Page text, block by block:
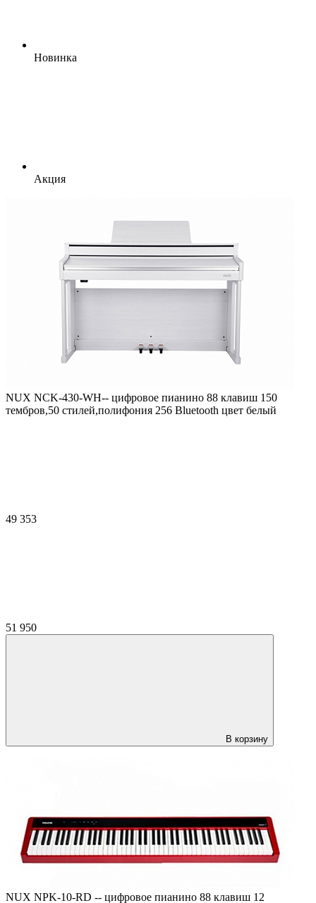
Новинка
Акция
NUX NCK-430-WH-- цифровое пианино 88 клавиш 150
тембров,50 стилей,полифония 256 Bluetooth цвет белый
49 353
51 950
В корзину
NUX NPK-10-RD -- цифровое пианино 88 клавиш 12